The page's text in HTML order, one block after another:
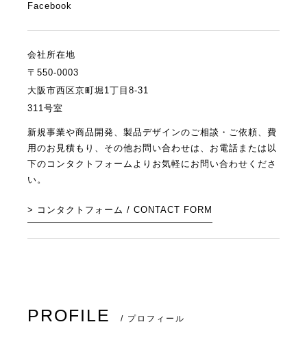
Facebook
会社所在地
〒550-0003
大阪市西区京町堀1丁目8-31
311号室
新規事業や商品開発、製品デザインのご相談・ご依頼、費
用のお見積もり、その他お問い合わせは、お電話または以
下のコンタクトフォームよりお気軽にお問い合わせくださ
い。
> コンタクトフォーム / CONTACT FORM
PROFILE / プロフィール